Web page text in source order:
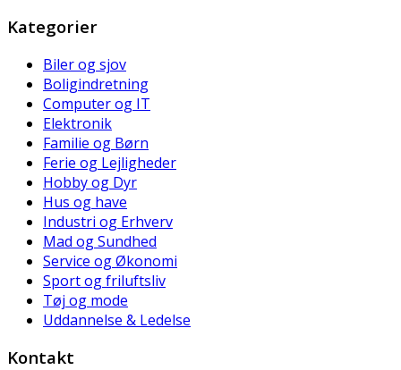
Kategorier
Biler og sjov
Boligindretning
Computer og IT
Elektronik
Familie og Børn
Ferie og Lejligheder
Hobby og Dyr
Hus og have
Industri og Erhverv
Mad og Sundhed
Service og Økonomi
Sport og friluftsliv
Tøj og mode
Uddannelse & Ledelse
Kontakt